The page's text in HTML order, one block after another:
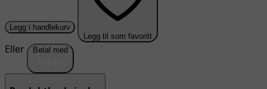
Legg i handlekurv
Legg til som favoritt
Eller Betal med